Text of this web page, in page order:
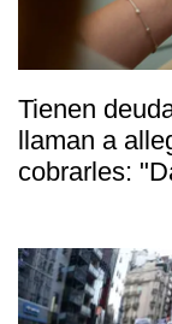
Tienen
llaman a
cobrarles: